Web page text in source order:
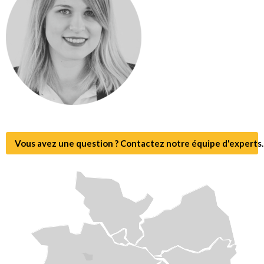
Vous avez une question ? Contactez notre équipe d'experts.